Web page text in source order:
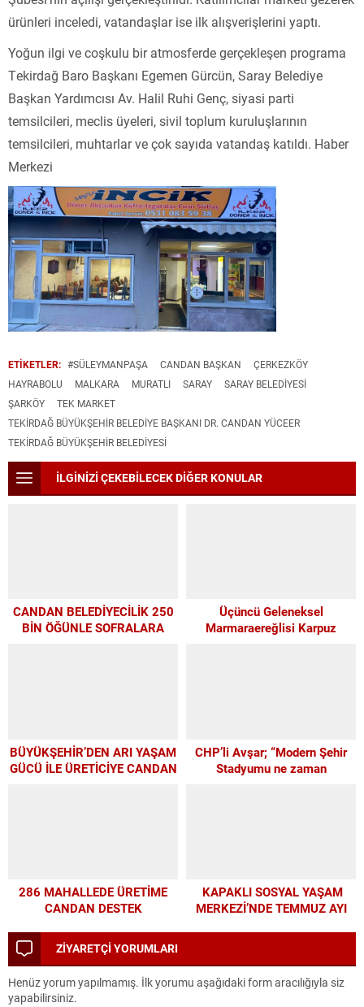
ürünleri inceledi, vatandaşlar ise ilk alışverişlerini yaptı.
Yoğun ilgi ve coşkulu bir atmosferde gerçekleşen programa
Tekirdağ Baro Başkanı Egemen Gürcün, Saray Belediye
Başkan Yardımcısı Av. Halil Ruhi Genç, siyasi parti
temsilcileri, meclis üyeleri, sivil toplum kuruluşlarının
temsilcileri, muhtarlar ve çok sayıda vatandaş katıldı. Haber
Merkezi
ETİKETLER: #SÜLEYMANPAŞA CANDAN BAŞKAN
ÇERKEZKÖY
HAYRABOLU
MALKARA MURATLI SARAY
SARAY BELEDIYESI
ŞARKÖY
TEK MARKET
TEKIRDAĞ BÜYÜKŞEHIR BELEDIYE BAŞKANI DR. CANDAN YÜCEER
TEKIRDAĞ BÜYÜKŞEHIR BELEDIYESI
İLGİNİZİ ÇEKEBİLECEK DİĞER KONULAR
CANDAN BELEDİYECİLİK 250
BİN ÖĞÜNLE SOFRALARA
Üçüncü Geleneksel
Marmaraereğlisi Karpuz
BÜYÜKŞEHİR’DEN ARI YAŞAM
GÜCÜ İLE ÜRETİCİYE CANDAN
CHP’li Avşar; “Modern Şehir
Stadyumu ne zaman
286 MAHALLEDE ÜRETİME
CANDAN DESTEK
KAPAKLI SOSYAL YAŞAM
MERKEZİ’NDE TEMMUZ AYI
ZİYARETÇİ YORUMLARI
Henüz yorum yapılmamış. İlk yorumu aşağıdaki form aracılığıyla siz
yapabilirsiniz.